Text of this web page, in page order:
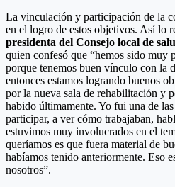
La vinculación y participación de la
en el logro de estos objetivos. Así lo
presidenta del Consejo local de
quien confesó que “hemos sido muy
porque tenemos buen vínculo con la
entonces estamos logrando buenos
por la nueva sala de rehabilitación y
habido últimamente. Yo fui una de
participar, a ver cómo trabajaban,
estuvimos muy involucrados en el
queríamos es que fuera material de
habíamos tenido anteriormente. Eso
nosotros”.